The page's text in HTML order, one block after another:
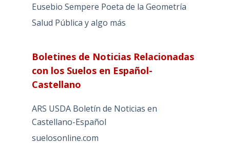
Eusebio Sempere Poeta de la Geometría
Salud Pública y algo más
Boletines de Noticias Relacionadas
con los Suelos en Español-
Castellano
ARS USDA Boletín de Noticias en
Castellano-Español
suelosonline.com